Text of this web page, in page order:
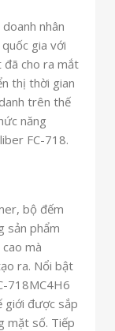
nhân
gia với
đã cho ra mắt
thị thời gian
trên thế
năng
FC-718.
bộ đếm
sản phẩm
mà
ra. Nổi bật
718MC4H6
giới được sắp
mặt số. Tiếp